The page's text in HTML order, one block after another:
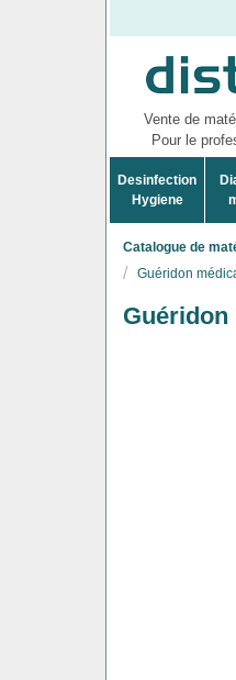
Vente de
Pour le
Desinfection
Hygiene
Catalogue de
Guéridon
Guéridon